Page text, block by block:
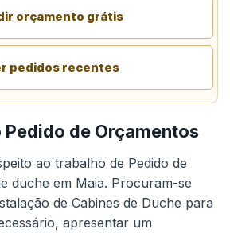
orçamento grátis
pedidos recentes
de Orçamentos
ao trabalho de Pedido de
duche em Maia. Procuram-se
de Cabines de Duche para
apresentar um